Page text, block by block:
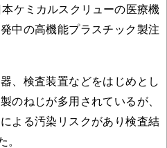
ケミカルスクリューの医療機
中の高機能プラスチック製注
、検査装置などをはじめとし
のねじが多用されているが、
よる汚染リスクがあり検査結
。